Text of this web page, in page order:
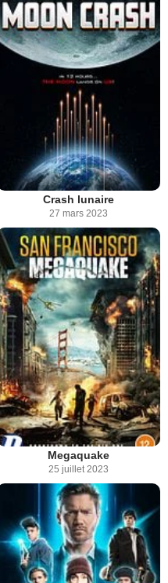
Crash lunaire
27 mars 2023
Megaquake
25 juillet 2023